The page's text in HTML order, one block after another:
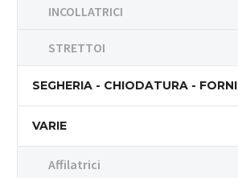
INCOLLATRICI
STRETTOI
SEGHERIA - CHIODATURA - FORNI
VARIE
Affilatrici